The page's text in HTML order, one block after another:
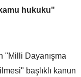
hukuku"
"Milli Dayanışma
başlıklı kanun